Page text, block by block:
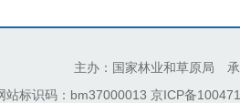
主办：国家林业和草原局
站标识码：bm37000013 京ICP备